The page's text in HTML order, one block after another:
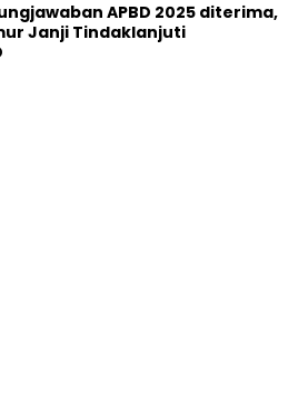
APBD 2025 diterima,
Janji Tindaklanjuti